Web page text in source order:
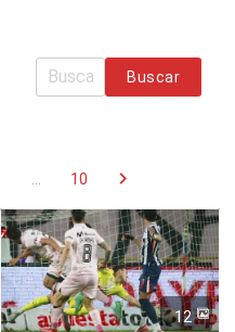
Buscar
10 chevron_right
12